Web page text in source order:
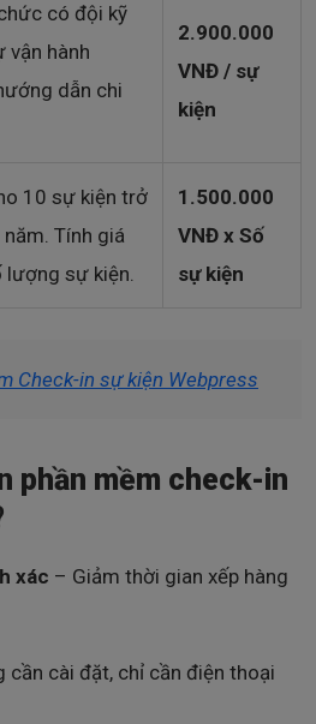
có đội kỹ
vận hành
dẫn chi
2.900.000
VNĐ / sự
kiện
10 sự kiện trở
Tính giá
lượng sự kiện.
1.500.000
VNĐ x Số
sự kiện
Check-in sự kiện Webpress
phần mềm check-in
xác – Giảm thời gian xếp hàng
cần cài đặt, chỉ cần điện thoại